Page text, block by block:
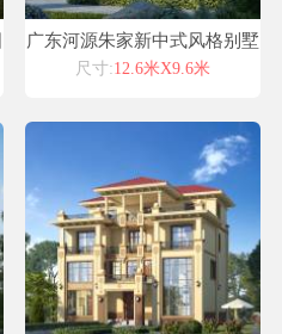
广东河源朱家新中式风格别墅
自建房设计图纸喜天下建筑设
尺寸:12.6米X9.6米